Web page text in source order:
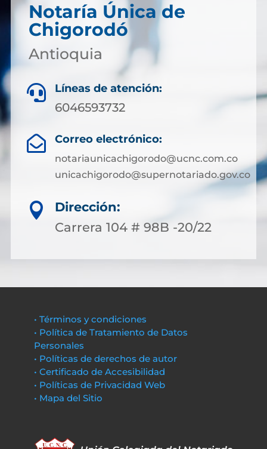
Notaría Única de
Chigorodó
Antioquia
 Líneas de atención:
6046593732
 Correo electrónico:
notariaunicachigorodo@ucnc.com.co
unicachigorodo@supernotariado.gov.co

Dirección:
Carrera 104 # 98B -20/22
• Términos y condiciones
• Política de Tratamiento de Datos
Personales
• Políticas de derechos de autor
• Certificado de Accesibilidad
• Políticas de Privacidad Web
• Mapa del Sitio